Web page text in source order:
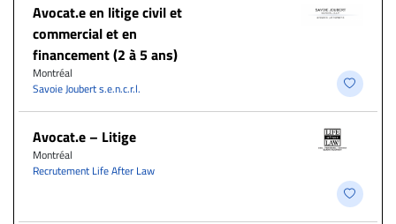
Avocat.e en litige civil et
commercial et en
financement (2 à 5 ans)
Montréal
Savoie Joubert s.e.n.c.r.l.
Avocat.e – Litige
Montréal
Recrutement Life After Law